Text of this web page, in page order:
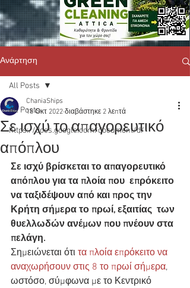
Ανάρτηση
All Posts
https://docs.google.com/document/d/
All Posts
Σε ισχύ το απαγορευτικό
απόπλου
ChaniaShips
18 Οκτ 2022 διαβάστηκε 2 λεπτά
Σε ισχύ βρίσκεται το απαγορευτικό
απόπλου για τα πλοία που  επρόκειτο
να ταξιδέψουν από και προς την
Κρήτη σήμερα το πρωί, εξαιτίας  των
θυελλωδών ανέμων που πνέουν στα
πελάγη.
Σημειώνεται ότι τα πλοία επρόκειτο να
αναχωρήσουν στις 8 το πρωί σήμερα,
ωστόσο, σύμφωνα με το Κεντρικό